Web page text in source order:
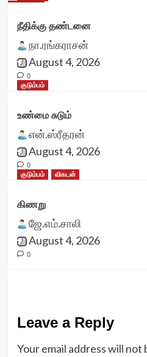
நீதிக்கு தண்டனை
நா.ரங்கராசன்
August 4, 2026
0
குடும்பம்
உண்மை சுடும்
என்.ஸ்ரீதரன்
August 4, 2026
0
குடும்பம்
விகடன்
கிணறு
ஜே.எம்.சாலி
August 4, 2026
0
Leave a Reply
Your email address will not